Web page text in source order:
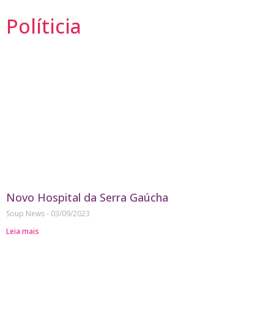
Políticia
Novo Hospital da Serra Gaúcha
Soup News
03/09/2023
Leia mais